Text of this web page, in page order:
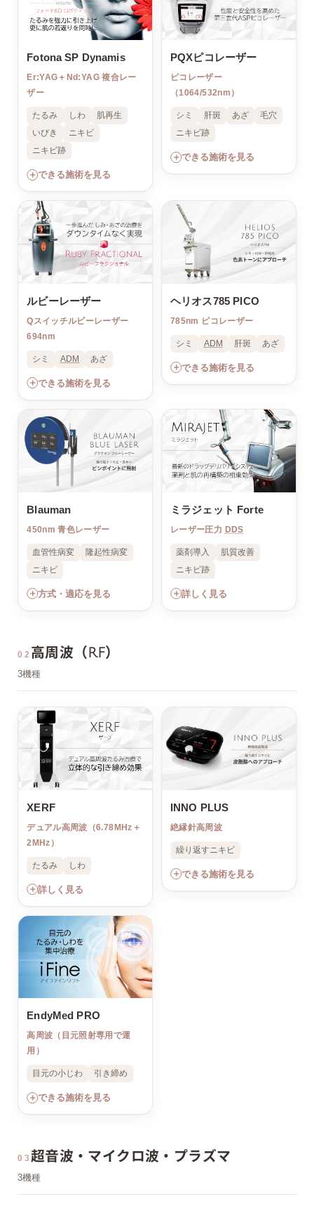
Fotona SP Dynamis
Er:YAG＋Nd:YAG 複合レー
ザー
たるみ しわ 肌再生
いびき ニキビ
ニキビ跡
＋できる施術を見る
PQXピコレーザー
ピコレーザー
（1064/532nm）
シミ 肝斑 あざ 毛穴
ニキビ跡
＋できる施術を見る
ルビーレーザー
Qスイッチルビーレーザー
694nm
シミ ADM あざ
＋できる施術を見る
ヘリオス785 PICO
785nm ピコレーザー
シミ ADM 肝斑 あざ
＋できる施術を見る
Blauman
450nm 青色レーザー
血管性病変 隆起性病変
ニキビ
＋方式・適応を見る
ミラジェット Forte
レーザー圧力 DDS
薬剤導入 肌質改善
ニキビ跡
＋詳しく見る
02 高周波（RF）
3機種
XERF
デュアル高周波（6.78MHz＋
2MHz）
たるみ しわ
＋詳しく見る
INNO PLUS
絶縁針高周波
繰り返すニキビ
＋できる施術を見る
EndyMed PRO
高周波（目元照射専用で運
用）
目元の小じわ 引き締め
＋できる施術を見る
03 超音波・マイクロ波・プラズマ
3機種